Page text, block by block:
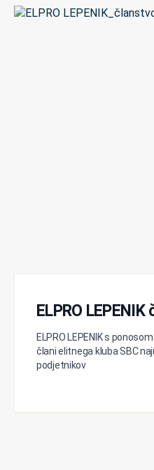
ELPRO
ELPRO LEPENIK s
člani elitnega kluba SBC
podjetnikov